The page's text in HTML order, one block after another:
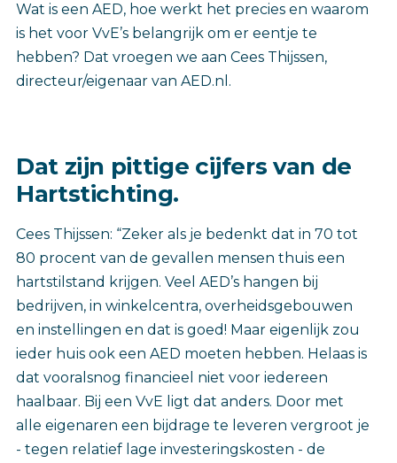
Wat is een AED, hoe werkt het precies en waarom
is het voor VvE’s belangrijk om er eentje te
hebben? Dat vroegen we aan Cees Thijssen,
directeur/eigenaar van AED.nl.
Dat zijn pittige cijfers van de
Hartstichting.
Cees Thijssen: “Zeker als je bedenkt dat in 70 tot
80 procent van de gevallen mensen thuis een
hartstilstand krijgen. Veel AED’s hangen bij
bedrijven, in winkelcentra, overheidsgebouwen
en instellingen en dat is goed! Maar eigenlijk zou
ieder huis ook een AED moeten hebben. Helaas is
dat vooralsnog financieel niet voor iedereen
haalbaar. Bij een VvE ligt dat anders. Door met
alle eigenaren een bijdrage te leveren vergroot je
- tegen relatief lage investeringskosten - de